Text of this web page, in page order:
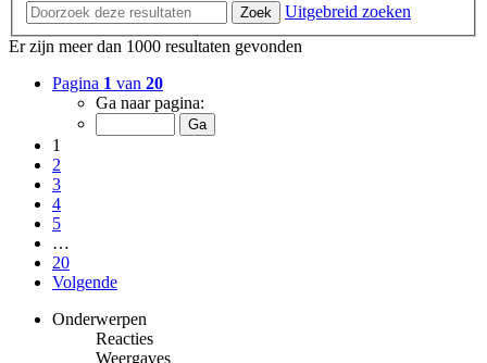
Zoek
Uitgebreid zoeken
Er zijn meer dan 1000 resultaten gevonden
Pagina 1 van 20
Ga naar pagina:
1
2
3
4
5
…
20
Volgende
Onderwerpen
Reacties
Weergaves